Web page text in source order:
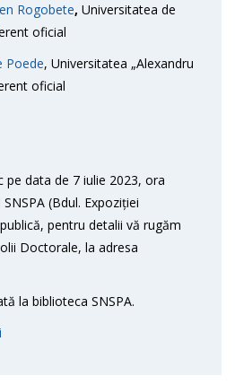
Rogobete, Universitatea de
oficial
Poede, Universitatea „Alexandru
oficial
pe data de 7 iulie 2023, ora
(Bdul. Expoziției
pentru detalii vă rugăm
Doctorale, la adresa
la biblioteca SNSPA.